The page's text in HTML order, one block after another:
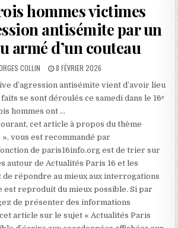
hommes victimes
antisémite par un
armé d’un couteau
COLLIN
PUBLISHED
8 FÉVRIER 2026
d’agression antisémite vient d’avoir lieu
se sont déroulés ce samedi dans le 16ᵉ
hommes ont …
cet article à propos du thème
», vous est recommandé par
de paris16info.org est de trier sur
autour de Actualités Paris 16 et les
de répondre au mieux aux interrogations
est reproduit du mieux possible. Si par
de présenter des informations
article sur le sujet « Actualités Paris